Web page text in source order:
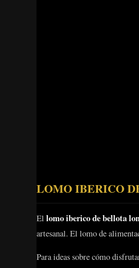
LOMO IBERICO
El lomo iberico de bellota
artesanal. El lomo de
Para ideas sobre cómo